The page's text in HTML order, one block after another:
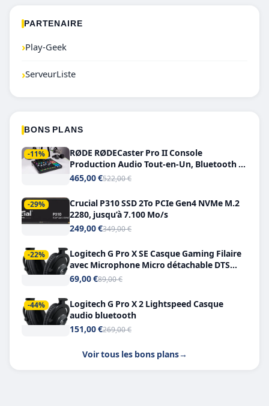
PARTENAIRE
›Play-Geek
›ServeurListe
BONS PLANS
-11%
RØDE RØDECaster Pro II Console
Production Audio Tout-en-Un, Bluetooth et
Double USB-C
465,00 €522,00 €
-29%
Crucial P310 SSD 2To PCIe Gen4 NVMe M.2
2280, jusqu’à 7.100 Mo/s
249,00 €349,00 €
-22%
Logitech G Pro X SE Casque Gaming Filaire
avec Microphone Micro détachable DTS
Headphone X 7.1
69,00 €89,00 €
-44%
Logitech G Pro X 2 Lightspeed Casque
audio bluetooth
151,00 €269,00 €
Voir tous les bons plans→